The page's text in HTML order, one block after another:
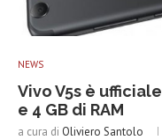
NEWS
Vivo V5s è
e 4 GB di RAM
a cura di Oliviero Santolo